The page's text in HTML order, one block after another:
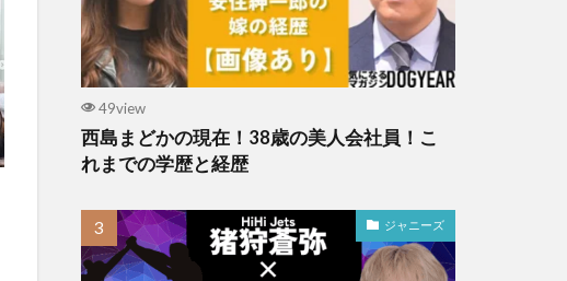
49view
西島まどかの現在！38歳の美人会社員！こ
れまでの学歴と経歴
ジャニーズ